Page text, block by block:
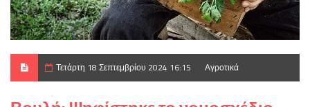
Τετάρτη 18 Σεπτεμβρίου 2024 16:15 Αγροτικά